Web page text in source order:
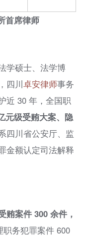
首席律师
学硕士、法学博
四川卓安律师事务
近 30 年，全国职
元级受贿大案、隐
四川省公安厅、监
金额认定司法解释
贿案件 300 余件，
职务犯罪案件 600